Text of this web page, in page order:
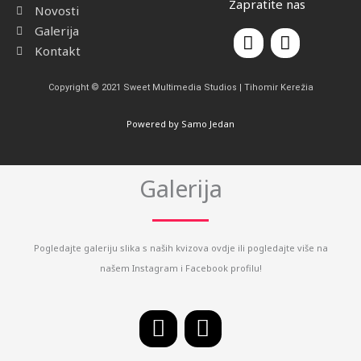
Novosti
Galerija
Kontakt
Zapratite nas
F
a
e
k
I
n
t
a
Copyright © 2021 Sweet Multimedia Studios | Tihomir Kerežia
Powered by Samo Jedan
Galerija
Pogledajte galeriju slika s naših kvizova ovdje ili pogledajte više na
našem Instagram i Facebook profilu!
F
a
I
n